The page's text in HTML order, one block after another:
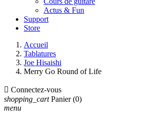
Actus & Fun
Support
Store
Accueil
Tablatures
Joe Hisaishi
Merry Go Round of Life
 Connectez-vous
shopping_cart Panier (0)
menu